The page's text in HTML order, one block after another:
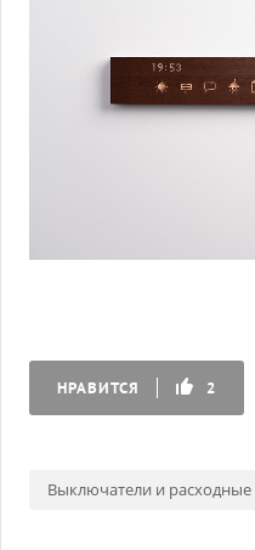
НРАВИТСЯ 2
Выключатели и